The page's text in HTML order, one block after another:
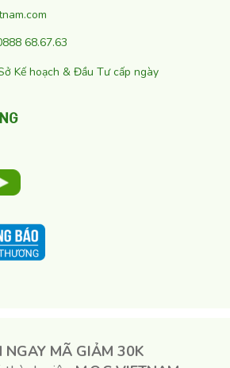
68.67.63
Kế hoạch & Đầu Tư cấp ngày
NGAY MÃ GIẢM 30K